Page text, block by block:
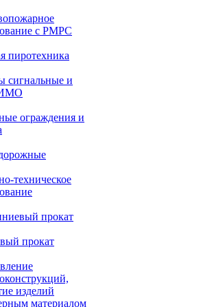
с РМРС
пиротехника
сигнальные и
ИМО
ограждения и
техническое
прокат
прокат
изделий
материалом